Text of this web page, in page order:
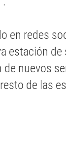
en redes
estación
nuevos
de las